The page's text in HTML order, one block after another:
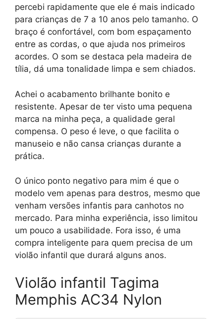
percebi rapidamente que ele é mais indicado
para crianças de 7 a 10 anos pelo tamanho. O
braço é confortável, com bom espaçamento
entre as cordas, o que ajuda nos primeiros
acordes. O som se destaca pela madeira de
tília, dá uma tonalidade limpa e sem chiados.
Achei o acabamento brilhante bonito e
resistente. Apesar de ter visto uma pequena
marca na minha peça, a qualidade geral
compensa. O peso é leve, o que facilita o
manuseio e não cansa crianças durante a
prática.
O único ponto negativo para mim é que o
modelo vem apenas para destros, mesmo que
venham versões infantis para canhotos no
mercado. Para minha experiência, isso limitou
um pouco a usabilidade. Fora isso, é uma
compra inteligente para quem precisa de um
violão infantil que durará alguns anos.
Violão infantil Tagima
Memphis AC34 Nylon